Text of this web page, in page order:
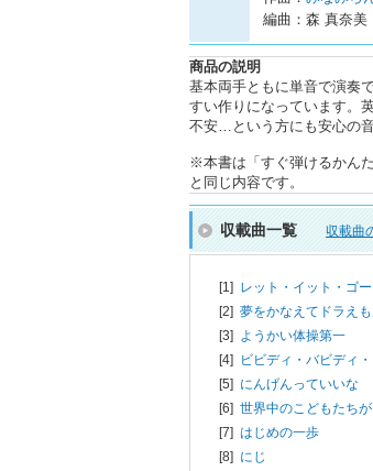
編曲：森 真奈美
商品の説明
基本両手ともに単音で演奏
すい作りになっています。
不安…という方にも安心の
※本書は「すぐ弾けるかん
と同じ内容です。
収載曲一覧 収載曲
[1] レット・イット・ゴ
[2] 夢をかなえてドラえ
[3] ようかい体操第一
[4] ビビディ・バビディ
[5] にんげんっていいな
[6] 世界中のこどもたちが
[7] はじめの一歩
[8] にじ